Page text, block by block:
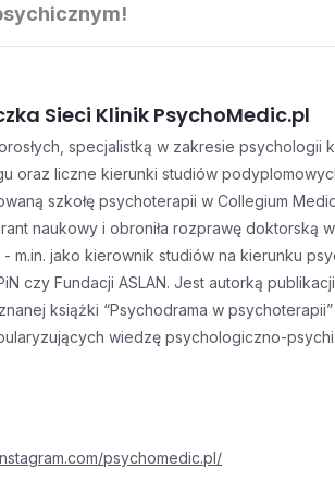
Sieci Klinik PsychoMedic.pl
specjalistką w zakresie psychologii
oraz liczne kierunki studiów
szkołę psychoterapii w Collegium
naukowy i obroniła rozprawę doktorską
jako kierownik studiów na kierunku
czy Fundacji ASLAN. Jest autorką
książki “Psychodrama w
wiedzę psychologiczno-
psychomedic.pl/